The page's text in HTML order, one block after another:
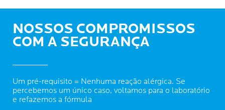
NOSSOS COMPROMISSOS
COM A SEGURANÇA
Um pré-requisito = Nenhuma reação alérgica. Se
percebemos um único caso, voltamos para o laboratório
e refazemos a fórmula